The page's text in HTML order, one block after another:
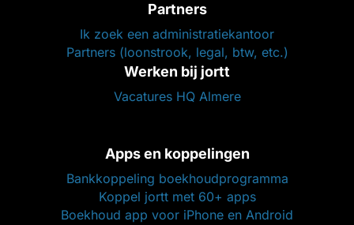
Partners
Ik zoek een administratiekantoor
Partners (loonstrook, legal, btw, etc.)
Werken bij jortt
Vacatures HQ Almere
Apps en koppelingen
Bankkoppeling boekhoudprogramma
Koppel jortt met 60+ apps
Boekhoud app voor iPhone en Android